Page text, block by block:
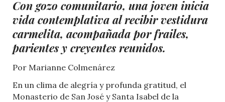
Con gozo comunitario, una joven inicia
vida contemplativa al recibir vestidura
carmelita, acompañada por frailes,
parientes y creyentes reunidos.
Por Marianne Colmenárez
En un clima de alegría y profunda gratitud, el
Monasterio de San José y Santa Isabel de la